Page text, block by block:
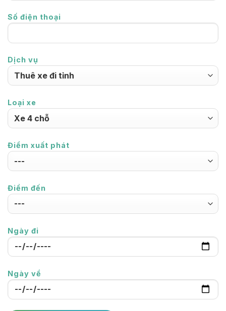
Số điện thoại
Dịch vụ
Loại xe
Điểm xuất phát
Điểm đến
Ngày đi
Ngày về